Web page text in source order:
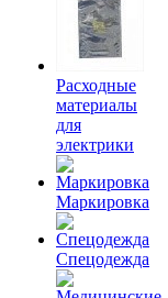
Расходные
материалы
для
электрики
Маркировка
Спецодежда